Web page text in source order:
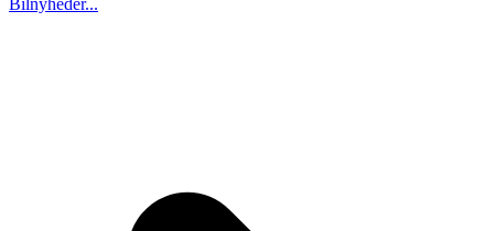
Bilnyheder...